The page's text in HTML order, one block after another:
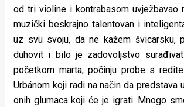
od tri violine i kontrabasom uvježbavao
muzički beskrajno talentovan i
uz svu svoju, da ne kažem švicarsku,
duhovit i bilo je zadovoljstvo
početkom marta, počinju probe s
Urbánom koji radi na način da predstava
onih glumaca koji će je igrati. Mnogo